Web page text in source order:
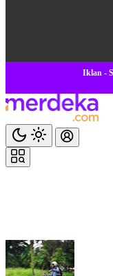
Iklan -